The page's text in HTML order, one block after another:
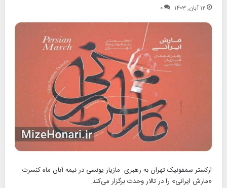
۱۲ آبان, ۱۴۰۳ ۰
ارکستر سمفونیک تهران به رهبری مازیار یونسی در نیمه آبان ماه کنسرت
«مارش ایرانی» را در تالار وحدت برگزار می‌کند.